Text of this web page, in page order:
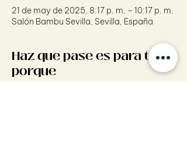
21 de may de 2025, 8:17 p. m. – 10:17 p. m.
Salón Bambu Sevilla, Sevilla, España
Haz que pase es para tí
porque